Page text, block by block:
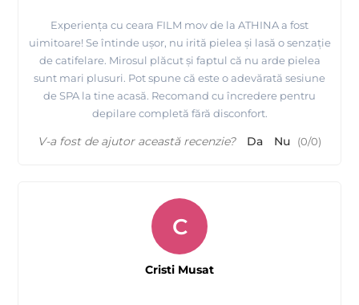
Experiența cu ceara FILM mov de la ATHINA a fost
uimitoare! Se întinde ușor, nu irită pielea și lasă o senzație
de catifelare. Mirosul plăcut și faptul că nu arde pielea
sunt mari plusuri. Pot spune că este o adevărată sesiune
de SPA la tine acasă. Recomand cu încredere pentru
depilare completă fără disconfort.
V-a fost de ajutor această recenzie? Da Nu (0/0)
C
Cristi Musat